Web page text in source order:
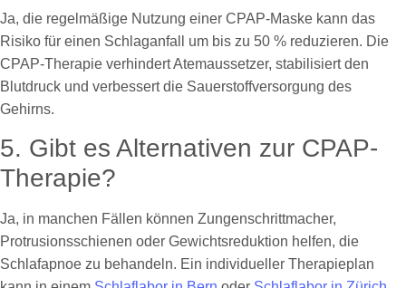
Ja, die regelmäßige Nutzung einer CPAP-Maske kann das
Risiko für einen Schlaganfall um bis zu 50 % reduzieren. Die
CPAP-Therapie verhindert Atemaussetzer, stabilisiert den
Blutdruck und verbessert die Sauerstoffversorgung des
Gehirns.
5. Gibt es Alternativen zur CPAP-
Therapie?
Ja, in manchen Fällen können Zungenschrittmacher,
Protrusionsschienen oder Gewichtsreduktion helfen, die
Schlafapnoe zu behandeln. Ein individueller Therapieplan